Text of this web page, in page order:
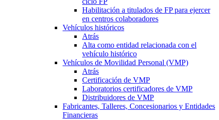
Habilitación a titulados de FP para ejercer
en centros colaboradores
Vehículos históricos
Atrás
Alta como entidad relacionada con el
vehículo histórico
Vehículos de Movilidad Personal (VMP)
Atrás
Certificación de VMP
Laboratorios certificadores de VMP
Distribuidores de VMP
Fabricantes, Talleres, Concesionarios y Entidades
Financieras